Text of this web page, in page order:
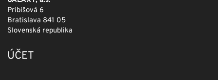
Pribišová 6
Bratislava 841 05
Slovenská republika
ÚČET